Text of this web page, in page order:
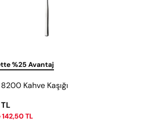
%25 Avantaj
Kahve Kaşığı
TL